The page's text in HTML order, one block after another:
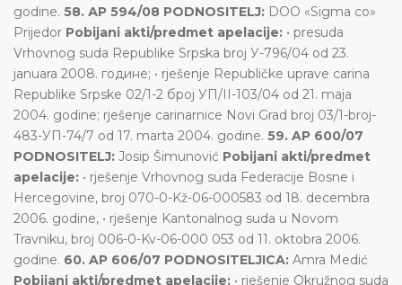
godine. 58. АP 594/08 PODNOSITELJ: DOO «Sigma co»
Prijedor Pobijani akti/predmet apelacije: • presuda
Vrhovnog suda Republike Srpska broj У-796/04 оd 23.
јanuara 2008. године; • rješenje Republičke uprave carina
Republike Srpske 02/1-2 број УП/II-103/04 оd 21. maja
2004. godine; rješenje carinarnice Novi Grad broj 03/1-broj-
483-УП-74/7 оd 17. marta 2004. godine. 59. AP 600/07
PODNOSITELJ: Josip Šimunović Pobijani akti/predmet
apelacije: • rješenje Vrhovnog suda Federacije Bosne i
Hercegovine, broj 070-0-Kž-06-000583 od 18. decembra
2006. godine, • rješenje Kantonalnog suda u Novom
Travniku, broj 006-0-Kv-06-000 053 od 11. oktobra 2006.
godine. 60. AP 606/07 PODNOSITELJICA: Amra Medić
Pobijani akti/predmet apelacije: • rješenje Okružnog suda